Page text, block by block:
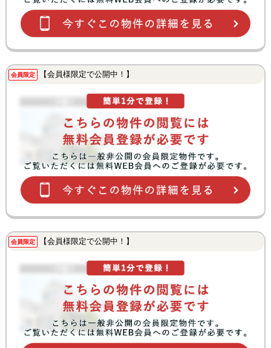
会員限定 【会員様限定で公開中！】
会員限定 【会員様限定で公開中！】